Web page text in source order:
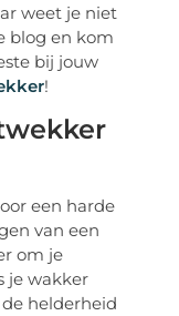
weet je niet
blog en kom
bij jouw
!
een harde
van een
om je
je wakker
helderheid